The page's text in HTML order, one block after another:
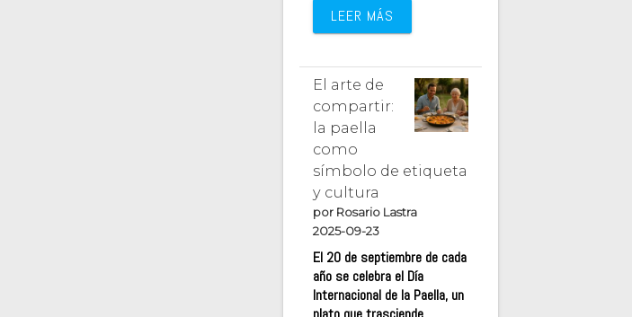
LEER MÁS
El arte de
compartir:
la paella
como
símbolo de etiqueta
y cultura
por Rosario Lastra
2025-09-23
El 20 de septiembre de cada
año se celebra el Día
Internacional de la Paella, un